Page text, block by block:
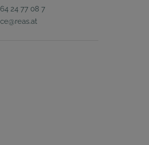
24 77 08 7